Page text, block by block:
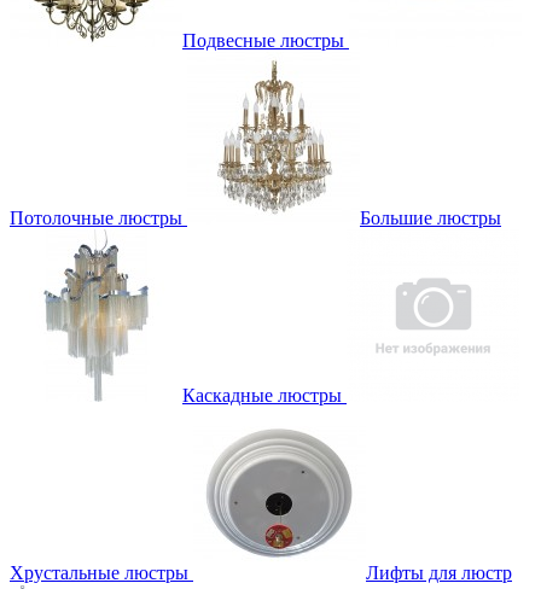
Подвесные люстры
Потолочные люстры Большие люстры
Каскадные люстры
Хрустальные люстры
Лифты для люстр